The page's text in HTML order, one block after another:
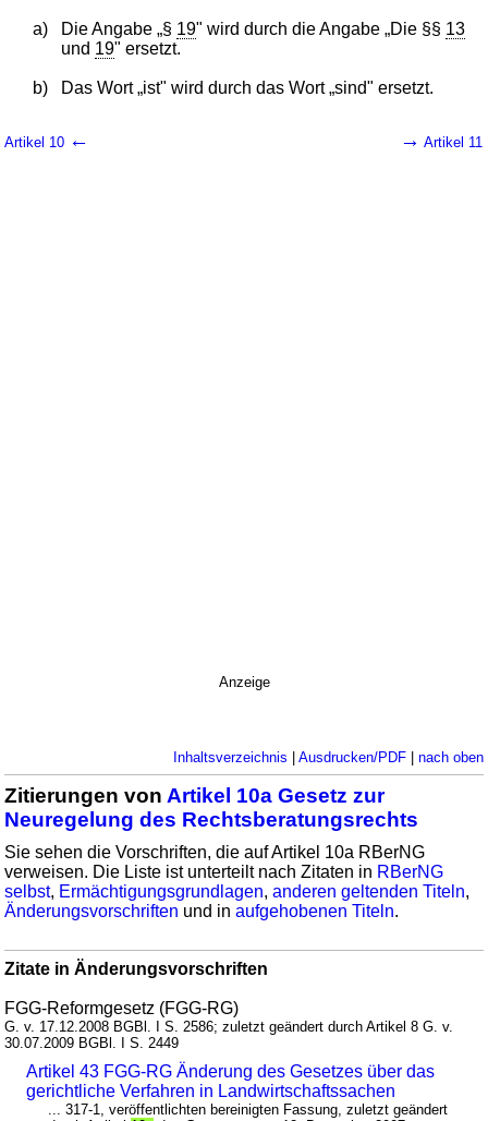
a) Die Angabe „§ 19" wird durch die Angabe „Die §§ 13
und 19" ersetzt.
b) Das Wort „ist" wird durch das Wort „sind" ersetzt.
Artikel 10 ← → Artikel 11
Anzeige
Inhaltsverzeichnis | Ausdrucken/PDF| nach oben
Zitierungen von Artikel 10a Gesetz zur
Neuregelung des Rechtsberatungsrechts
Sie sehen die Vorschriften, die auf Artikel 10a RBerNG
verweisen. Die Liste ist unterteilt nach Zitaten in RBerNG
selbst, Ermächtigungsgrundlagen,anderen geltenden Titeln,
Änderungsvorschriften und inaufgehobenen Titeln.
Zitate in Änderungsvorschriften
FGG-Reformgesetz (FGG-RG)
G. v. 17.12.2008 BGBl. I S. 2586; zuletzt geändert durch Artikel 8 G. v.
30.07.2009 BGBl. I S. 2449
Artikel 43 FGG-RG Änderung des Gesetzes über das
gerichtliche Verfahren in Landwirtschaftssachen
... 317-1, veröffentlichten bereinigten Fassung, zuletzt geändert